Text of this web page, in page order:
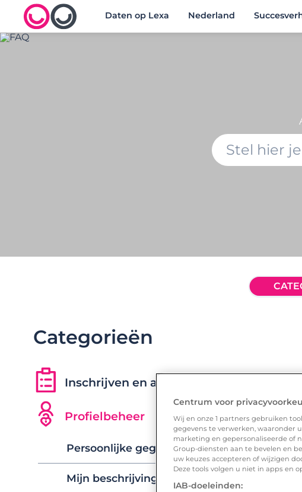
Daten op Lexa Nederland
Categorieën
Inschrijven en aan de slag gaan
Profielbeheer
Persoonlijke gegevens en meldingen
Mijn beschrijving, foto's en audio
Centrum voor
Wij en onze 1 partners gebruiken
gegevens te verwerken, waaronder
marketing en gepersonaliseerde of
Group-diensten aan te bevelen en
uw keuzes accepteren of wijzigen
Deze tools volgen u niet in apps en
IAB-doeleinden: